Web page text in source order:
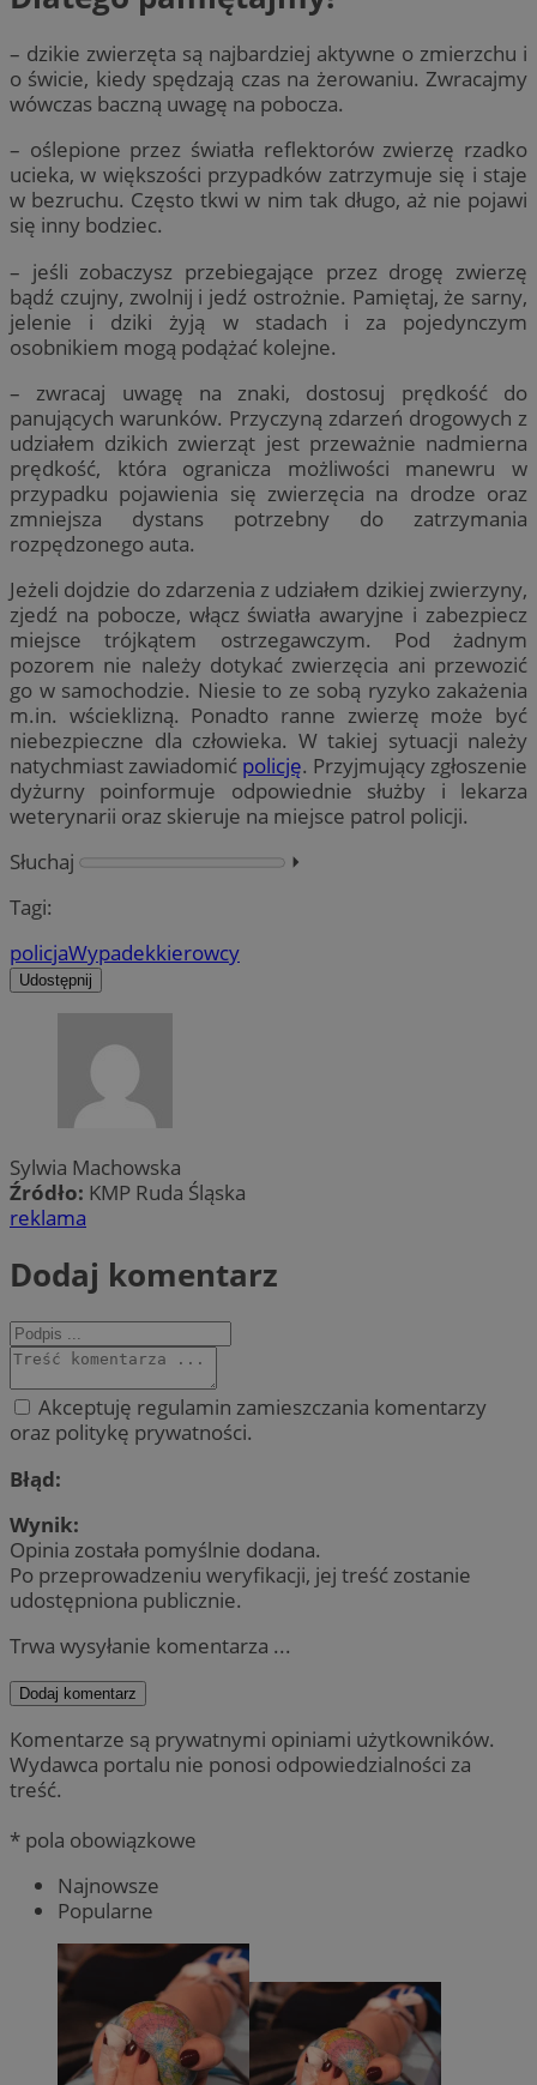
– dzikie zwierzęta są najbardziej aktywne o zmierzchu i
o świcie, kiedy spędzają czas na żerowaniu. Zwracajmy
wówczas baczną uwagę na pobocza.
– oślepione przez światła reflektorów zwierzę rzadko
ucieka, w większości przypadków zatrzymuje się i staje
w bezruchu. Często tkwi w nim tak długo, aż nie pojawi
się inny bodziec.
– jeśli zobaczysz przebiegające przez drogę zwierzę
bądź czujny, zwolnij i jedź ostrożnie. Pamiętaj, że sarny,
jelenie i dziki żyją w stadach i za pojedynczym
osobnikiem mogą podążać kolejne.
– zwracaj uwagę na znaki, dostosuj prędkość do
panujących warunków. Przyczyną zdarzeń drogowych z
udziałem dzikich zwierząt jest przeważnie nadmierna
prędkość, która ogranicza możliwości manewru w
przypadku pojawienia się zwierzęcia na drodze oraz
zmniejsza dystans potrzebny do zatrzymania
rozpędzonego auta.
Jeżeli dojdzie do zdarzenia z udziałem dzikiej zwierzyny,
zjedź na pobocze, włącz światła awaryjne i zabezpiecz
miejsce trójkątem ostrzegawczym. Pod żadnym
pozorem nie należy dotykać zwierzęcia ani przewozić
go w samochodzie. Niesie to ze sobą ryzyko zakażenia
m.in. wścieklizną. Ponadto ranne zwierzę może być
niebezpieczne dla człowieka. W takiej sytuacji należy
natychmiast zawiadomić policję. Przyjmujący zgłoszenie
dyżurny poinformuje odpowiednie służby i lekarza
weterynarii oraz skieruje na miejsce patrol policji.
Słuchaj
⏵︎
Tagi:
policjaWypadekkierowcy
Udostępnij
Sylwia Machowska
Źródło: KMP Ruda Śląska
reklama
Dodaj komentarz
Akceptuję regulamin zamieszczania komentarzy
oraz politykę prywatności.
Błąd:
Wynik:
Opinia została pomyślnie dodana.
Po przeprowadzeniu weryfikacji, jej treść zostanie
udostępniona publicznie.
Trwa wysyłanie komentarza ...
Dodaj komentarz
Komentarze są prywatnymi opiniami użytkowników.
Wydawca portalu nie ponosi odpowiedzialności za
treść.
* pola obowiązkowe
Najnowsze
Popularne